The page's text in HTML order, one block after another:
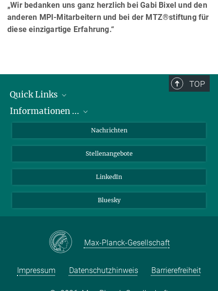
„Wir bedanken uns ganz herzlich bei Gabi Bixel und den
anderen MPI-Mitarbeitern und bei der MTZ®stiftung für
diese einzigartige Erfahrung.“
TOP
Quick Links
Abteilungen
Verwaltung
Anfahrt
Informationen ...
zum PhD Programm
zu Praktika
für Patienten
für Schüler:innen und Lehrer:innen
Nachrichten
Stellenangebote
LinkedIn
Bluesky
Max-Planck-Gesellschaft
Impressum Datenschutzhinweis Barrierefreiheit